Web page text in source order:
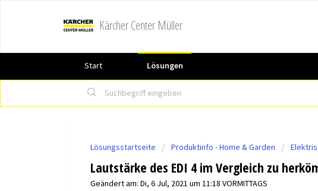
Kärcher Center Müller
Start Lösungen
Lösungsstartseite Produktinfo - Home & Garden
Lautstärke des EDI 4 im Vergleich zu
Geändert am: Di, 6 Jul, 2021 um 11:18 VORMITTAGS